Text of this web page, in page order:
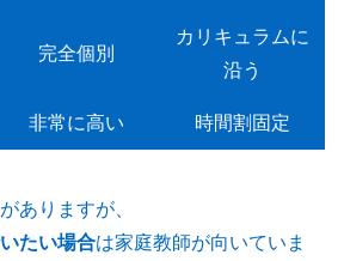
完全個別
カリキュラムに
沿う
非常に高い 時間割固定
ありますが、
たい場合は家庭教師が向いていま